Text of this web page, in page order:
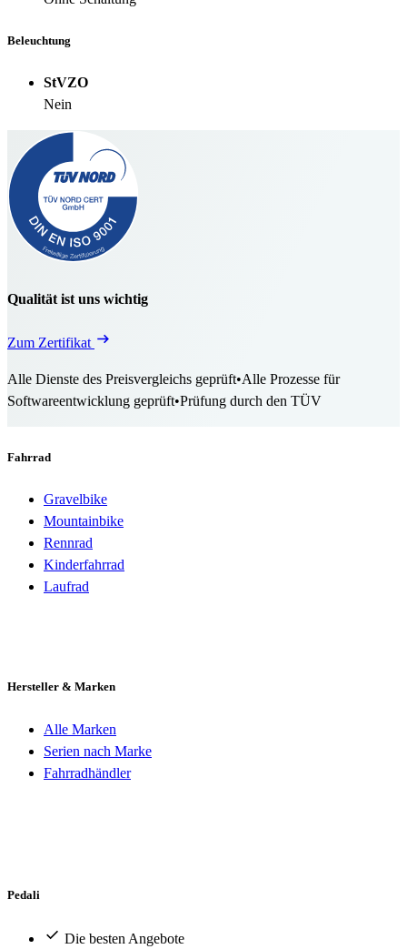
Beleuchtung
StVZO
Nein
Qualität ist uns wichtig
Zum Zertifikat
Alle Dienste des Preisvergleichs geprüft•Alle Prozesse für
Softwareentwicklung geprüft•Prüfung durch den TÜV
Fahrrad
Gravelbike
Mountainbike
Rennrad
Kinderfahrrad
Laufrad
Hersteller & Marken
Alle Marken
Serien nach Marke
Fahrradhändler
Pedali
Die besten Angebote